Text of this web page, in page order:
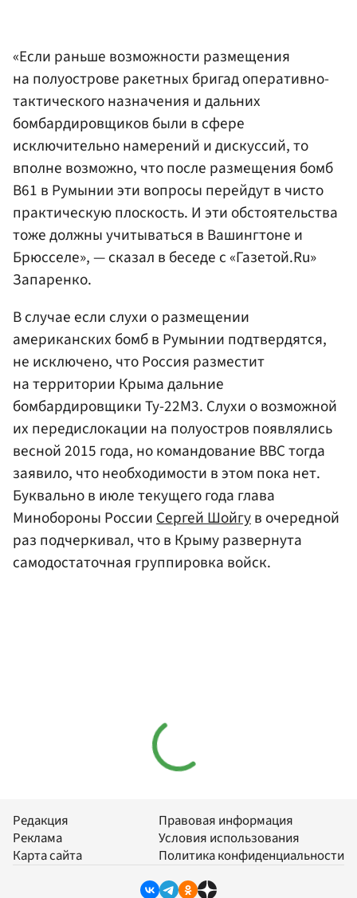
«Если раньше возможности размещения
на полуострове ракетных бригад оперативно-
тактического назначения и дальних
бомбардировщиков были в сфере
исключительно намерений и дискуссий, то
вполне возможно, что после размещения бомб
В61 в Румынии эти вопросы перейдут в чисто
практическую плоскость. И эти обстоятельства
тоже должны учитываться в Вашингтоне и
Брюсселе», — сказал в беседе с «Газетой.Ru»
Запаренко.
В случае если слухи о размещении
американских бомб в Румынии подтвердятся,
не исключено, что Россия разместит
на территории Крыма дальние
бомбардировщики Ту-22М3. Слухи о возможной
их передислокации на полуостров появлялись
весной 2015 года, но командование ВВС тогда
заявило, что необходимости в этом пока нет.
Буквально в июле текущего года глава
Минобороны РоссииСергей Шойгув очередной
раз подчеркивал, что в Крыму развернута
самодостаточная группировка войск.
Редакция
Реклама
Карта сайта
Правовая информация
Условия использования
Политика конфиденциальности